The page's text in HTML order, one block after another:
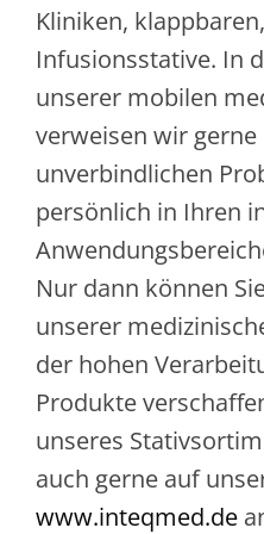
Kliniken,
Infusionsstative. In
unserer mobilen
verweisen wir
unverbindlichen
persönlich in Ihren
Nur dann können
unserer
der hohen
Produkte
unseres
auch gerne auf
www.inteqmed.de